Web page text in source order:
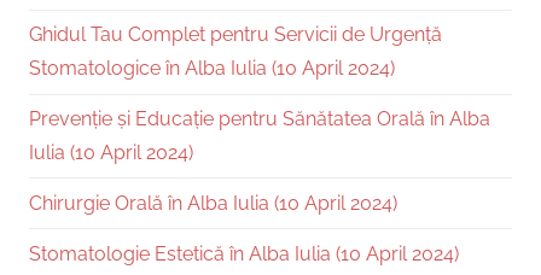
Ghidul Tau Complet pentru Servicii de Urgență
Stomatologice în Alba Iulia (10 April 2024)
Prevenție și Educație pentru Sănătatea Orală în Alba
Iulia (10 April 2024)
Chirurgie Orală în Alba Iulia (10 April 2024)
Stomatologie Estetică în Alba Iulia (10 April 2024)